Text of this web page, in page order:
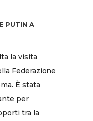
PUTIN A
la visita
Federazione
È stata
per
tra la